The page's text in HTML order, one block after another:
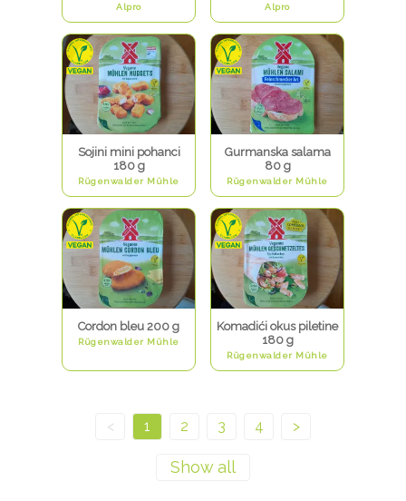
Alpro Alpro
Sojini mini pohanci
180 g
Rügenwalder Mühle
Gurmanska salama
80 g
Rügenwalder Mühle
Cordon bleu 200 g
Rügenwalder Mühle
Komadići okus piletine
180 g
Rügenwalder Mühle
< 1 2 3 4 >